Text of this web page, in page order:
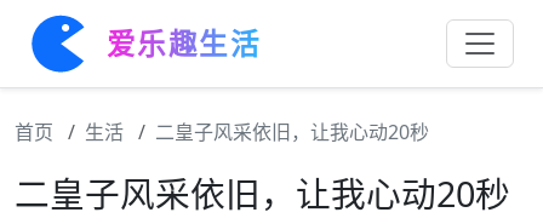
爱乐趣生活
首页 生活 二皇子风采依旧，让我心动20秒
二皇子风采依旧，让我心动20秒